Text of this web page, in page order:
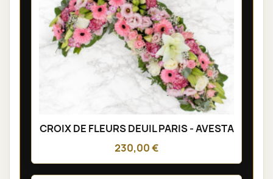
CROIX DE FLEURS DEUIL PARIS - AVESTA
230,00 €